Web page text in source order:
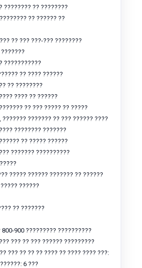
???????? ?? ????????
?? ?????? ??
?? ??? ???-??? ????????
???????????
?? ???? ??????
?? ????????
???? ?? ??????
?? ??? ????? ?? ?????
??????? ??????? ?? ??? ?????? ????
???????? ???????
?? ????? ??????
??????? ??????????
????? ?????? ??????? ?? ??????
??????
?? ???????
800-900 ????????? ??????????
??? ?? ??? ?????? ?????????
??? ?? ?? ?? ???? ?? ???? ???? ???:
6 ???